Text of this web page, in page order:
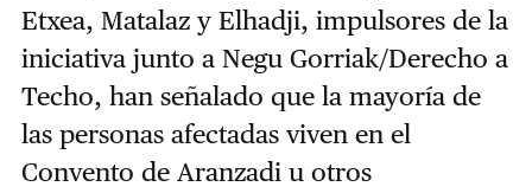
Etxea, Matalaz y Elhadji, impulsores de la
iniciativa junto a Negu Gorriak/Derecho a
Techo, han señalado que la mayoría de
las personas afectadas viven en el
Convento de Aranzadi u otros